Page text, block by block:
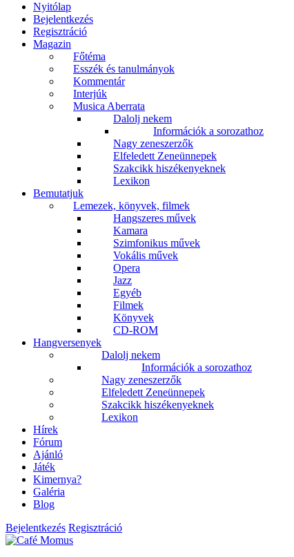
Nyitólap
Bejelentkezés
Regisztráció
Magazin
Főtéma
Esszék és tanulmányok
Kommentár
Interjúk
Musica Aberrata
Dalolj nekem
Információk a sorozathoz
Nagy zeneszerzők
Elfeledett Zeneünnepek
Szakcikk hiszékenyeknek
Lexikon
Bemutatjuk
Lemezek, könyvek, filmek
Hangszeres művek
Kamara
Szimfonikus művek
Vokális művek
Opera
Jazz
Egyéb
Filmek
Könyvek
CD-ROM
Hangversenyek
Dalolj nekem
Információk a sorozathoz
Nagy zeneszerzők
Elfeledett Zeneünnepek
Szakcikk hiszékenyeknek
Lexikon
Hírek
Fórum
Ajánló
Játék
Kimernya?
Galéria
Blog
Bejelentkezés Regisztráció